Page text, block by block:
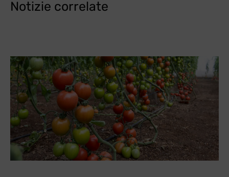
Notizie correlate